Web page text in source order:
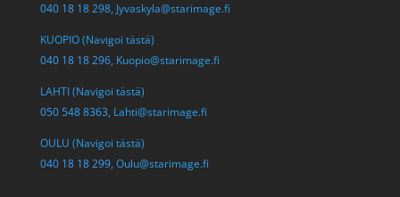
040 18 18 298, Jyvaskyla@starimage.fi
KUOPIO (Navigoi tästä)
040 18 18 296, Kuopio@starimage.fi
LAHTI (Navigoi tästä)
050 548 8363, Lahti@starimage.fi
OULU (Navigoi tästä)
040 18 18 299, Oulu@starimage.fi